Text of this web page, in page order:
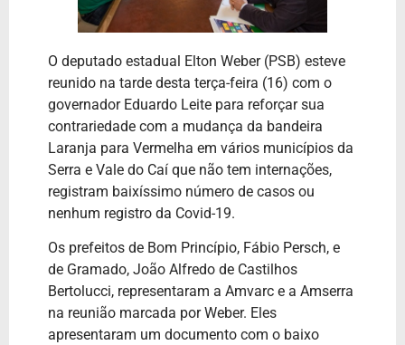
O deputado estadual Elton Weber (PSB) esteve
reunido na tarde desta terça-feira (16) com o
governador Eduardo Leite para reforçar sua
contrariedade com a mudança da bandeira
Laranja para Vermelha em vários municípios da
Serra e Vale do Caí que não tem internações,
registram baixíssimo número de casos ou
nenhum registro da Covid-19.
Os prefeitos de Bom Princípio, Fábio Persch, e
de Gramado, João Alfredo de Castilhos
Bertolucci, representaram a Amvarc e a Amserra
na reunião marcada por Weber. Eles
apresentaram um documento com o baixo